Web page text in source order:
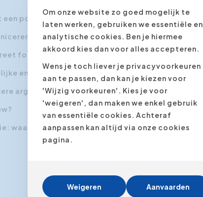
positief verhaal?
in een journalistiek interview?
formuleren?
en gedoseerde manier over?
argumenten en in quotes van 25 sec?
waar moet ik zeker op letten?
Om onze website zo goed mogelijk te
laten werken, gebruiken we essentiële en
analytische cookies. Ben je hiermee
akkoord kies dan voor alles accepteren.
Wens je toch liever je privacyvoorkeuren
aan te passen, dan kan je kiezen voor
'Wijzig voorkeuren'. Kies je voor
'weigeren', dan maken we enkel gebruik
van essentiële cookies. Achteraf
aanpassen kan altijd via onze cookies
pagina.
Weigeren Aanvaarden